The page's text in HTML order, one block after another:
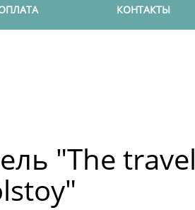
КОНТАКТЫ
"The travel